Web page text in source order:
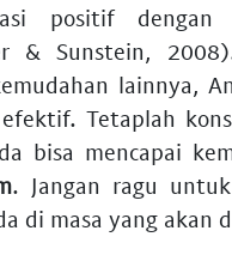
positif dengan
& Sunstein,
lainnya,
Tetaplah
bisa mencapai
. Jangan ragu
di masa yang akan